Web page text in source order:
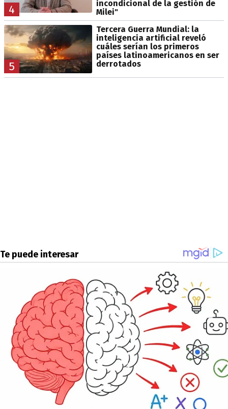
4
incondicional de la gestión de
Milei"
5
Tercera Guerra Mundial: la
inteligencia artificial reveló
cuáles serían los primeros
países latinoamericanos en ser
derrotados